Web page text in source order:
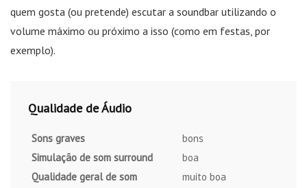
quem gosta (ou pretende) escutar a soundbar utilizando o
volume máximo ou próximo a isso (como em festas, por
exemplo).
Qualidade de Áudio
Sons graves
bons
Simulação de som surround
boa
Qualidade geral de som
muito boa